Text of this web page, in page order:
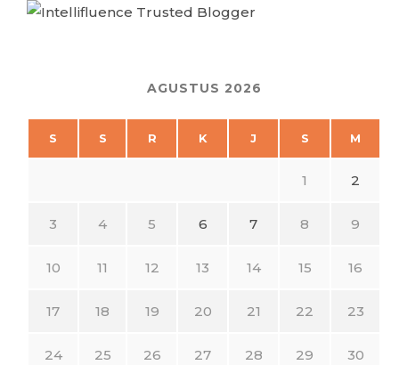
AGUSTUS 2026
S S R K J S M
1 2
3 4 5 6 7 8 9
10 11 12 13 14 15 16
17 18 19 20 21 22 23
24 25 26 27 28 29 30